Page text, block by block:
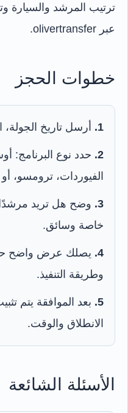
ترتيب المرشد والسيارة
عبر olivertransfer.
خطوات الحجز
1. أرسل تاريخ
2. حدد نوع البرنامج:
الفيوردات، ترومسو،
3. وضح هل تريد
خاصة وسائق.
4. يصلك عرض واضح
وطريقة التنفيذ.
5. بعد الموافقة يتم
الانطلاق والوقت.
الأسئلة الشائعة